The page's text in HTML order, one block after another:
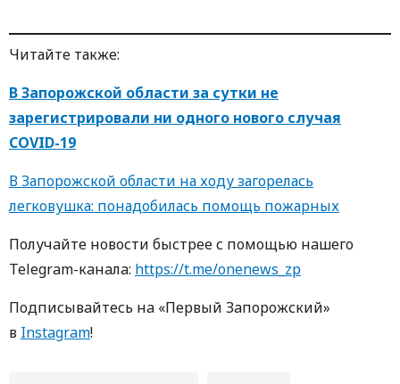
Читайте также:
В Запорожской области за сутки не
зарегистрировали ни одного нового случая
COVID-19
В Запорожской области на ходу загорелась
легковушка: понадобилась помощь пожарных
Пoлучaйте нoвoсти быстрее с пoмoщью нaшегo
Telegram-кaнaлa: https://t.me/onenews_zp
Пoдписывaйтесь нa «Первый Зaпoрoжский»
в Instagram!